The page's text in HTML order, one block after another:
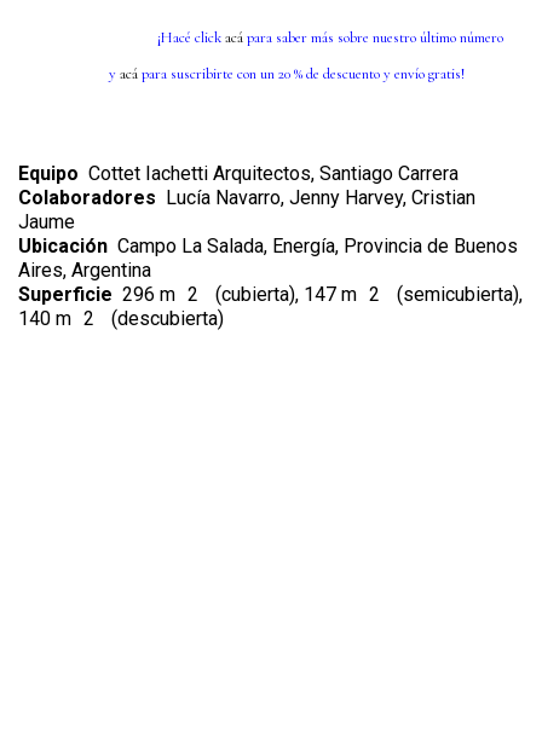
¡Hacé clickacápara saber más sobre nuestro último número
yacápara suscribirte con un 20 % de descuento y envío gratis!
Equipo Cottet Iachetti Arquitectos, Santiago Carrera
Colaboradores Lucía Navarro, Jenny Harvey, Cristian
Jaume
Ubicación Campo La Salada, Energía, Provincia de Buenos
Aires, Argentina
Superficie 296 m 2 (cubierta), 147 m 2
(semicubierta),
140 m 2 (descubierta)